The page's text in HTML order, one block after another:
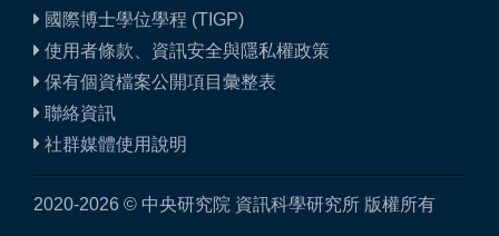
國際博士學位學程 (TIGP)
使用者條款、資訊安全與隱私權政策
保有個資檔案公開項目彙整表
聯絡資訊
社群媒體使用說明
2020-2026 © 中央研究院 資訊科學研究所 版權所有